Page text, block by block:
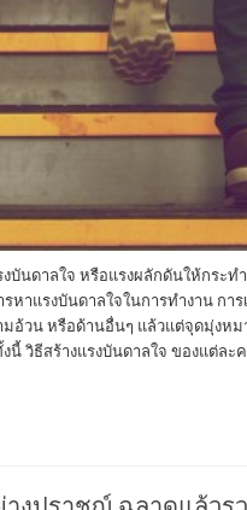
งบันดาลใจ หรือแรงผลักดันให้กระท
หาแรงบันดาลใจในการทำงาน การ
มอ้วน หรือด้านอื่นๆ แล้วแต่จุดมุ่งหม
นี้ วิธีสร้างแรงบันดาลใจ ของแต่ล